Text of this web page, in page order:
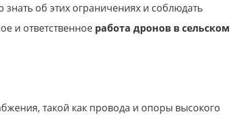
об этих ограничениях и соблюдать
и ответственное работа дронов в сельском
такой как провода и опоры высокого